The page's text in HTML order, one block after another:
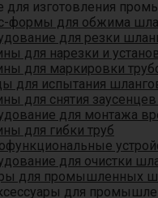
формы для обжима
для резки
для нарезки и
для маркировки
для испытания
для снятия заусенцев
для монтажа
для гибки труб
для очистки
для промышленных